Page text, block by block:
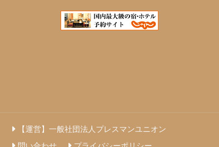
【運営】一般社団法人プレスマンユニオン